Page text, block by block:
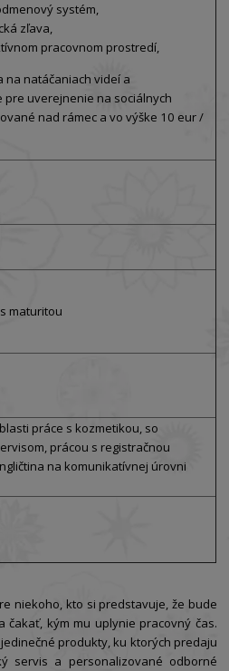
systém,
zľava,
pracovnom prostredí,
na natáčaniach videí a
uverejnenie na sociálnych
nad rámec a vo výške 10 eur /
maturitou
práce s kozmetikou, so
prácou s registračnou
na komunikatívnej úrovni
niekoho, kto si predstavuje, že bude
kým mu uplynie pracovný čas.
produkty, ku ktorých predaju
servis a personalizované odborné